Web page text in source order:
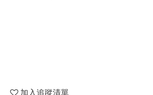
加入追蹤清單